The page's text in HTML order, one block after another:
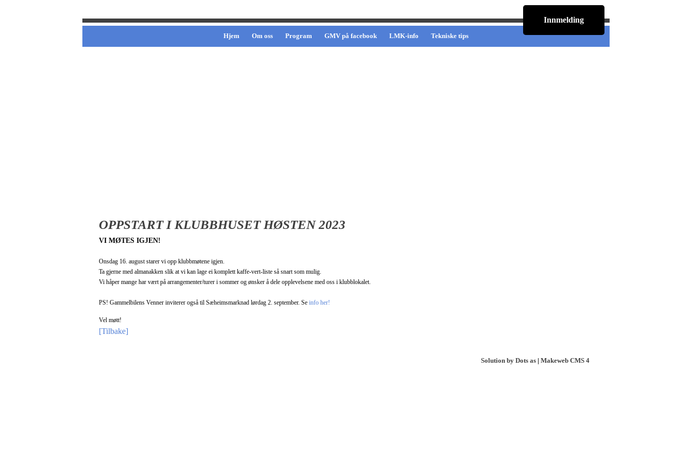
Innmelding
Hjem Om oss Program GMV på facebook LMK-info Tekniske tips
OPPSTART I KLUBBHUSET HØSTEN 2023
VI MØTES IGJEN!
Onsdag 16. august starer vi opp klubbmøtene igjen.
Ta gjerne med almanakken slik at vi kan lage ei komplett kaffe-vert-liste så snart som mulig.
Vi håper mange har vært på arrangementer/turer i sommer og ønsker å dele opplevelsene med oss i klubblokalet.
PS! Gammelbilens Venner inviterer også til Sæheimsmarknad lørdag 2. september. Se info her!
Vel møtt!
[Tilbake]
Solution by Dots as | Makeweb CMS 4